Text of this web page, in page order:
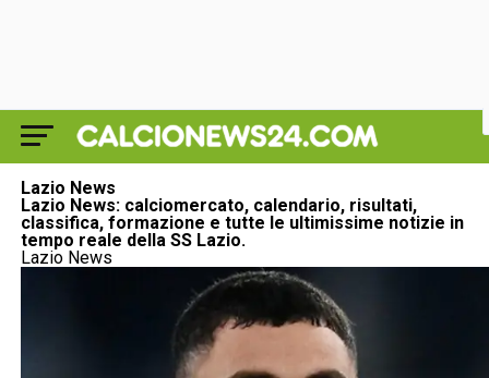
Lazio News
Lazio News: calciomercato, calendario, risultati,
classifica, formazione e tutte le ultimissime notizie in
tempo reale della SS Lazio.
Lazio News